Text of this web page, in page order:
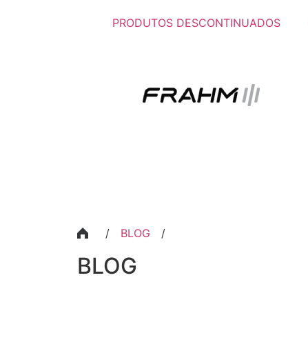
PRODUTOS DESCONTINUADOS
/ BLOG /
BLOG